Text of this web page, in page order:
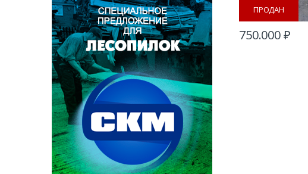
ПРОДАН
750.000₽